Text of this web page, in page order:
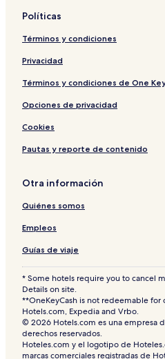
Políticas
Términos y condiciones
Privacidad
Términos y condiciones de One
Opciones de privacidad
Cookies
Pautas y reporte de contenido
Otra información
Quiénes somos
Empleos
Guías de viaje
* Some hotels require you to cancel
Details on site.
**OneKeyCash is not redeemable for
Hotels.com, Expedia and Vrbo.
© 2026 Hotels.com es una empresa
derechos reservados.
Hoteles.com y el logotipo de
marcas comerciales registradas de